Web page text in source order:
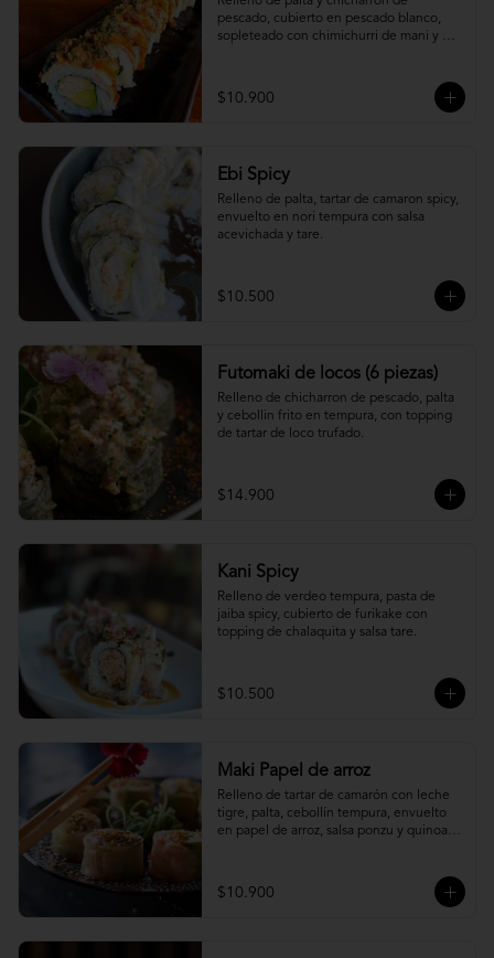
pescado, cubierto en pescado blanco,
sopleteado con chimichurri de mani y
$10.900
Ebi Spicy
Relleno de palta, tartar de camaron spicy,
envuelto en nori tempura con salsa
acevichada y tare.
$10.500
Futomaki de locos (6 piezas)
Relleno de chicharron de pescado, palta
y cebollin frito en tempura, con topping
de tartar de loco trufado.
$14.900
Kani Spicy
Relleno de verdeo tempura, pasta de
jaiba spicy, cubierto de furikake con
topping de chalaquita y salsa tare.
$10.500
Maki Papel de arroz
Relleno de tartar de camarón con leche
tigre, palta, cebollín tempura, envuelto
en papel de arroz, salsa ponzu y quinoa
$10.900